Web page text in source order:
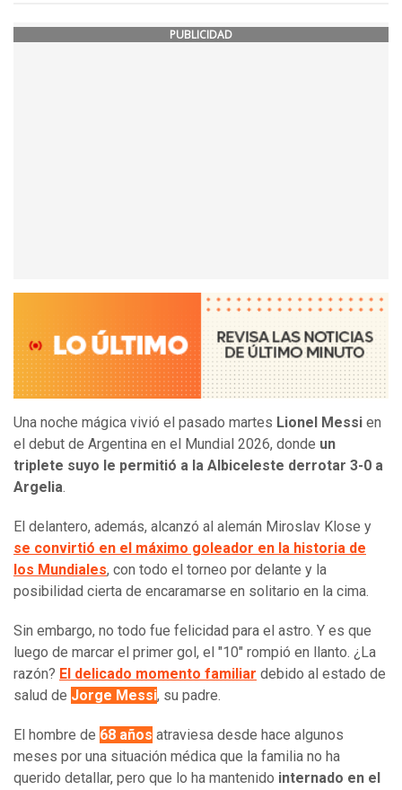
PUBLICIDAD
Una noche mágica vivió el pasado martes Lionel Messi en
el debut de Argentina en el Mundial 2026, donde un
triplete suyo le permitió a la Albiceleste derrotar 3-0 a
Argelia.
El delantero, además, alcanzó al alemán Miroslav Klose y
se convirtió en el máximo goleador en la historia de
los Mundiales, con todo el torneo por delante y la
posibilidad cierta de encaramarse en solitario en la cima.
Sin embargo, no todo fue felicidad para el astro. Y es que
luego de marcar el primer gol, el "10" rompió en llanto. ¿La
razón? El delicado momento familiar debido al estado de
salud de Jorge Messi, su padre.
El hombre de 68 años atraviesa desde hace algunos
meses por una situación médica que la familia no ha
querido detallar, pero que lo ha mantenido internado en el